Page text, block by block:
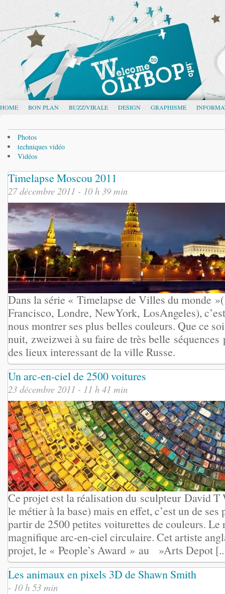
HOME BON PLAN BUZZ/VIRALE DESIGN GRAPHISME
Photos
techniques vidéo
Vidéos
Timelapse Moscou 2011
27 décembre 2011 - 10 h 39 min
Dans la série « Timelapse de Villes du monde
Francisco, Londre, NewYork, LosAngeles),
nous montrer ses plus belles couleurs. Que ce
nuit, zweizwei à su faire de très belle séquences
des lieux interessant de la ville Russe.
Un arc-en-ciel de 2500 voitures
23 décembre 2011 - 11 h 41 min
Ce projet est la réalisation du sculpteur David
le métier à la base) mais en effet, c’est un de ses
partir de 2500 petites voiturettes de couleurs. Le
magnifique arc-en-ciel circulaire. Cet artiste
projet, le « People’s Award » au »Arts Depot
Les animaux en pixels 3D de Shawn Smith
- 10 h 53 min